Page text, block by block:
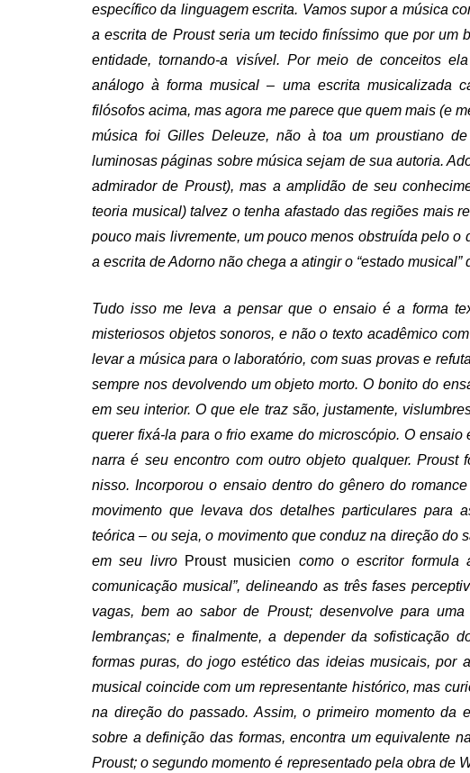
específico da linguagem escrita. Vamos supor a música
a escrita de Proust seria um tecido finíssimo que por um
entidade, tornando-a visível. Por meio de conceitos
análogo à forma musical – uma escrita musicalizada
filósofos acima, mas agora me parece que quem mais (e
música foi Gilles Deleuze, não à toa um proustiano
luminosas páginas sobre música sejam de sua autoria.
admirador de Proust), mas a amplidão de seu
teoria musical) talvez o tenha afastado das regiões mais
pouco mais livremente, um pouco menos obstruída pelo
a escrita de Adorno não chega a atingir o “estado
Tudo isso me leva a pensar que o ensaio é a forma
misteriosos objetos sonoros, e não o texto acadêmico
levar a música para o laboratório, com suas provas e
sempre nos devolvendo um objeto morto. O bonito do
em seu interior. O que ele traz são, justamente,
querer fixá-la para o frio exame do microscópio. O
narra é seu encontro com outro objeto qualquer.
nisso. Incorporou o ensaio dentro do gênero do
movimento que levava dos detalhes particulares para
teórica – ou seja, o movimento que conduz na direção do
em seu livro Proust musicien como o escritor formula
comunicação musical”, delineando as três fases
vagas, bem ao sabor de Proust; desenvolve para
lembranças; e finalmente, a depender da sofisticação
formas puras, do jogo estético das ideias musicais, por
musical coincide com um representante histórico, mas
na direção do passado. Assim, o primeiro momento da
sobre a definição das formas, encontra um equivalente
Proust; o segundo momento é representado pela obra de